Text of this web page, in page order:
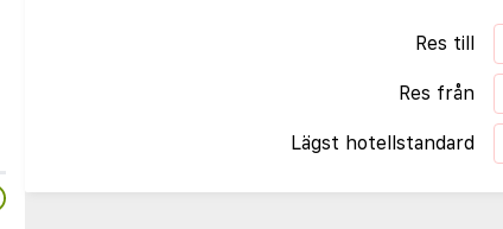
Res till
Res från
Lägst hotellstandard